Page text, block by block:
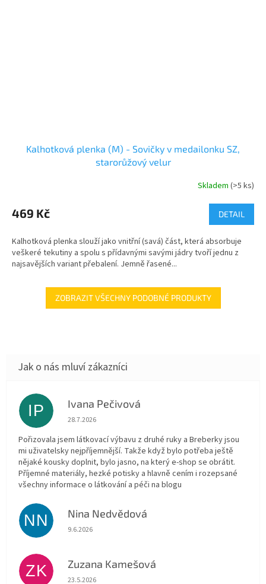
Kalhotková plenka (M) - Sovičky v medailonku SZ,
starorůžový velur
Skladem (>5 ks)
469 Kč DETAIL
Kalhotková plenka slouží jako vnitřní (savá) část, která absorbuje
veškeré tekutiny a spolu s přídavnými savými jádry tvoří jednu z
najsavějších variant přebalení. Jemně řasené...
ZOBRAZIT VŠECHNY PODOBNÉ PRODUKTY
IP Ivana Pečivová
Hodnocení obchodu je 5 z 5 hvězdiček.
28.7.2026
Pořizovala jsem látkovací výbavu z druhé ruky a Breberky jsou
mi uživatelsky nejpříjemnější. Takže když bylo potřeba ještě
nějaké kousky doplnit, bylo jasno, na který e-shop se obrátit.
Příjemné materiály, hezké potisky a hlavně cením i rozepsané
všechny informace o látkování a péči na blogu
NN Nina Nedvědová
Hodnocení obchodu je 5 z 5 hvězdiček.
9.6.2026
ZK Zuzana Kamešová
Hodnocení obchodu je 5 z 5 hvězdiček.
23.5.2026